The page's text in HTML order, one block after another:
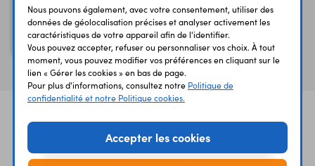
L7912CV
Régulateur -12V 1A
TO220
Nous pouvons également, avec votre consentement, utiliser des
données de géolocalisation précises et analyser activement les
caractéristiques de votre appareil afin de l'identifier.
Vous pouvez accepter, refuser ou personnaliser vos choix. À tout
moment, vous pouvez modifier vos préférences en cliquant sur le
lien « Gérer les cookies » en bas de page.
Pour plus d'informations, consultez notre Politique de
confidentialité et notre Politique cookies.
Accepter les cookies